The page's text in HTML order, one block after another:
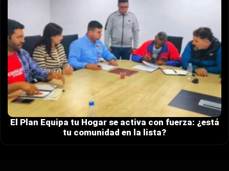
El Plan Equipa tu Hogar se activa con fuerza: ¿está
tu comunidad en la lista?